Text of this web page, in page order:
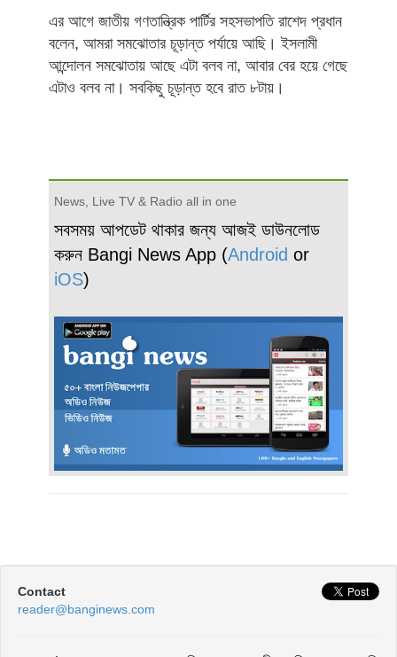
এর আগে জাতীয় গণতান্ত্রিক পার্টির সহসভাপতি রাশেদ প্রধান
বলেন, আমরা সমঝোতার চূড়ান্ত পর্যায়ে আছি। ইসলামী
আন্দোলন সমঝোতায় আছে এটা বলব না, আবার বের হয়ে গেছে
এটাও বলব না। সবকিছু চূড়ান্ত হবে রাত ৮টায়।
News, Live TV & Radio all in one
সবসময় আপডেট থাকার জন্য আজই ডাউনলোড
করুন Bangi News App (Android or
iOS)
Contact
reader@banginews.com